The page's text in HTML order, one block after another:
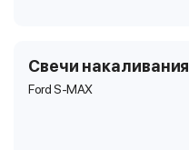
Свечи накаливания
Ford S-MAX